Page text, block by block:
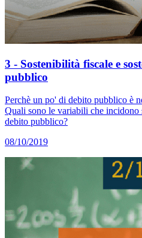
3 - Sostenibilità fiscale e
pubblico
Perchè un po' di debito pubblico è
Quali sono le variabili che
debito pubblico?
08/10/2019